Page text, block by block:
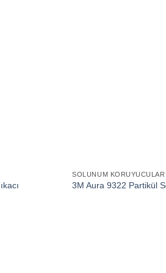
SOLUNUM KORUYUCULAR
3M Aura 9322 Partikül